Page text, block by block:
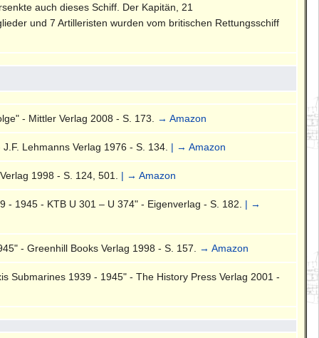
auch dieses Schiff. Der Kapitän, 21
und 7 Artilleristen wurden vom britischen Rettungsschiff
- Mittler Verlag 2008 - S. 173. → Amazon
Lehmanns Verlag 1976 - S. 134. | → Amazon
1998 - S. 124, 501. | → Amazon
- 1945 - KTB U 301 – U 374" - Eigenverlag - S. 182. | →
- Greenhill Books Verlag 1998 - S. 157. → Amazon
Submarines 1939 - 1945" - The History Press Verlag 2001 -